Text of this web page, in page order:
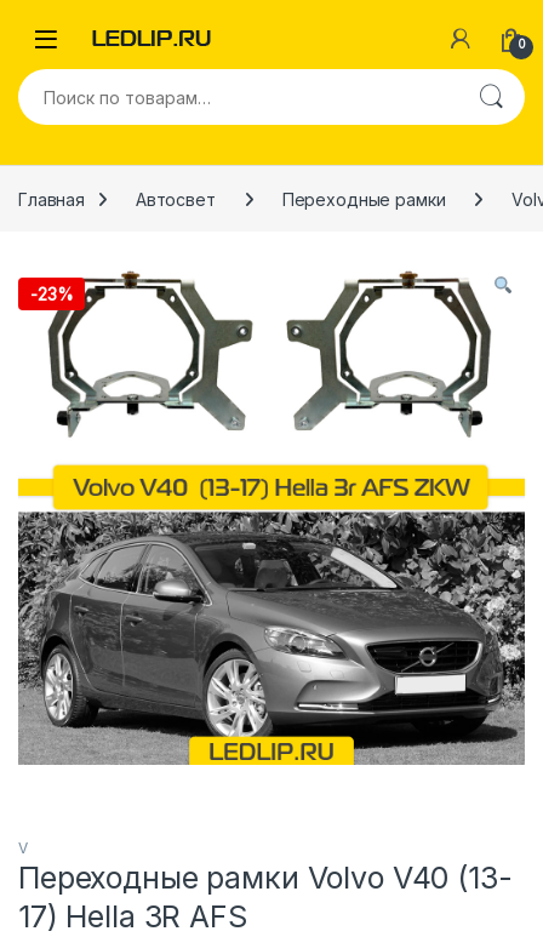
0
Искать:
Главная Автосвет Переходные рамки
-23%
V
Переходные рамки Volvo V40 (13-
17) Hella 3R AFS